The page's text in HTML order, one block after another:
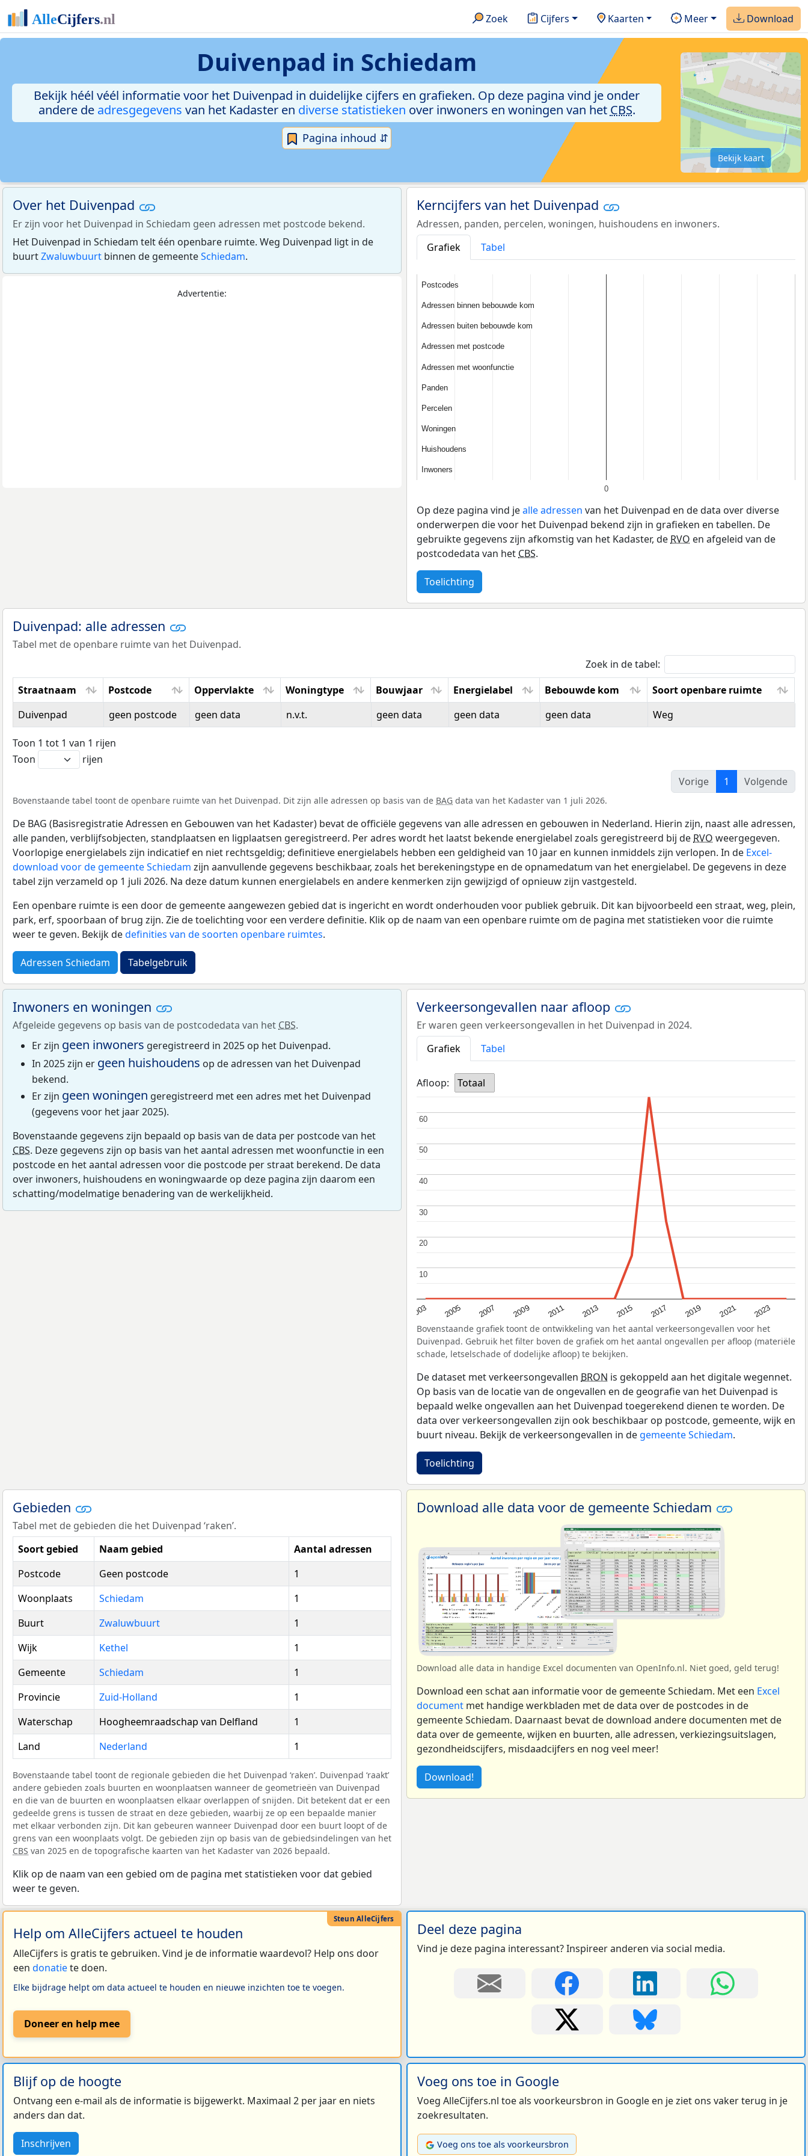
Zoek Cijfers Kaarten Meer Download
Duivenpad in Schiedam
Bekijk héél véél informatie voor het Duivenpad in duidelijke cijfers en grafieken. Op deze pagina vind je onder
andere de adresgegevens van het Kadaster en diverse statistieken over inwoners en woningen van het CBS.
Pagina inhoud ⇵
Bekijk kaart
Over het Duivenpad
Er zijn voor het Duivenpad in Schiedam geen adressen met postcode bekend.
Het Duivenpad in Schiedam telt één openbare ruimte. Weg Duivenpad ligt in de
buurtZwaluwbuurt binnen de gemeenteSchiedam.
Advertentie:
Kerncijfers van het Duivenpad
Adressen, panden, percelen, woningen, huishoudens en inwoners.
Grafiek
Tabel
0
Postcodes
Postcodes
Adressen binnen bebouwde kom
Adressen binnen bebouwde kom
Adressen buiten bebouwde kom
Adressen buiten bebouwde kom
Adressen met postcode
Adressen met postcode
Adressen met woonfunctie
Adressen met woonfunctie
Panden
Panden
Percelen
Percelen
Woningen
Woningen
Huishoudens
Huishoudens
Inwoners
Inwoners
Op deze pagina vind jealle adressen van het Duivenpad en de data over diverse
onderwerpen die voor het Duivenpad bekend zijn in grafieken en tabellen. De
gebruikte gegevens zijn afkomstig van het Kadaster, de RVO en afgeleid van de
postcodedata van het CBS.
Toelichting
Duivenpad: alle adressen
Tabel met de openbare ruimte van het Duivenpad.
Zoek in de tabel:
Straatnaam
Postcode Oppervlakte Woningtype Bouwjaar Energielabel Bebouwde kom
Soort openbare ruimte
Straatnaam
Postcode Oppervlakte Woningtype Bouwjaar Energielabel Bebouwde kom Soort openbare ruimte
Duivenpad geen postcode geen data n.v.t. geen data geen data geen data Weg
Toon 1 tot 1 van 1 rijen
Toon
rijen
Vorige
1 Volgende
Bovenstaande tabel toont de openbare ruimte van het Duivenpad. Dit zijn alle adressen op basis van de BAG data van het Kadaster van 1 juli 2026.
De BAG (Basisregistratie Adressen en Gebouwen van het Kadaster) bevat de officiële gegevens van alle adressen en gebouwen in Nederland. Hierin zijn, naast alle adressen,
alle panden, verblijfsobjecten, standplaatsen en ligplaatsen geregistreerd. Per adres wordt het laatst bekende energielabel zoals geregistreerd bij de RVO weergegeven.
Voorlopige energielabels zijn indicatief en niet rechtsgeldig; definitieve energielabels hebben een geldigheid van 10 jaar en kunnen inmiddels zijn verlopen. In de Excel-
download voor de gemeente Schiedam zijn aanvullende gegevens beschikbaar, zoals het berekeningstype en de opnamedatum van het energielabel. De gegevens in deze
tabel zijn verzameld op 1 juli 2026. Na deze datum kunnen energielabels en andere kenmerken zijn gewijzigd of opnieuw zijn vastgesteld.
Een openbare ruimte is een door de gemeente aangewezen gebied dat is ingericht en wordt onderhouden voor publiek gebruik. Dit kan bijvoorbeeld een straat, weg, plein,
park, erf, spoorbaan of brug zijn. Zie de toelichting voor een verdere definitie. Klik op de naam van een openbare ruimte om de pagina met statistieken voor die ruimte
weer te geven. Bekijk dedefinities van de soorten openbare ruimtes.
Adressen Schiedam Tabelgebruik
Inwoners en woningen
Afgeleide gegevens op basis van de postcodedata van het CBS.
Er zijn geen inwoners geregistreerd in 2025 op het Duivenpad.
In 2025 zijn er geen huishoudens op de adressen van het Duivenpad
bekend.
Er zijn geen woningen geregistreerd met een adres met het Duivenpad
(gegevens voor het jaar 2025).
Bovenstaande gegevens zijn bepaald op basis van de data per postcode van het
CBS. Deze gegevens zijn op basis van het aantal adressen met woonfunctie in een
postcode en het aantal adressen voor die postcode per straat berekend. De data
over inwoners, huishoudens en woningwaarde op deze pagina zijn daarom een
schatting/modelmatige benadering van de werkelijkheid.
Verkeersongevallen naar afloop
Er waren geen verkeersongevallen in het Duivenpad in 2024.
Grafiek
Tabel
Afloop: Totaal
2003 2005 2007 2009 2011 2013 2015 2017 2019 2021 2023
10
10
20
20
30
30
40
40
50
50
60
60
Bovenstaande grafiek toont de ontwikkeling van het aantal verkeersongevallen voor het
Duivenpad. Gebruik het filter boven de grafiek om het aantal ongevallen per afloop (materiële
schade, letselschade of dodelijke afloop) te bekijken.
De dataset met verkeersongevallen BRON is gekoppeld aan het digitale wegennet.
Op basis van de locatie van de ongevallen en de geografie van het Duivenpad is
bepaald welke ongevallen aan het Duivenpad toegerekend dienen te worden. De
data over verkeersongevallen zijn ook beschikbaar op postcode, gemeente, wijk en
buurt niveau. Bekijk de verkeersongevallen in de gemeente Schiedam.
Toelichting
Gebieden
Tabel met de gebieden die het Duivenpad ‘raken’.
Soort gebied
Naam gebied
Aantal adressen
Postcode
Geen postcode
1
Woonplaats
Schiedam
1
Buurt
Zwaluwbuurt
1
Wijk
Kethel
1
Gemeente
Schiedam
1
Provincie
Zuid-Holland
1
Waterschap
Hoogheemraadschap van Delfland
1
Land
Nederland 1
Bovenstaande tabel toont de regionale gebieden die het Duivenpad ‘raken’. Duivenpad ‘raakt’
andere gebieden zoals buurten en woonplaatsen wanneer de geometrieën van Duivenpad
en die van de buurten en woonplaatsen elkaar overlappen of snijden. Dit betekent dat er een
gedeelde grens is tussen de straat en deze gebieden, waarbij ze op een bepaalde manier
met elkaar verbonden zijn. Dit kan gebeuren wanneer Duivenpad door een buurt loopt of de
grens van een woonplaats volgt. De gebieden zijn op basis van de gebiedsindelingen van het
CBS van 2025 en de topografische kaarten van het Kadaster van 2026 bepaald.
Klik op de naam van een gebied om de pagina met statistieken voor dat gebied
weer te geven.
Download alle data voor de gemeente Schiedam
Download alle data in handige Excel documenten van OpenInfo.nl. Niet goed, geld terug!
Download een schat aan informatie voor de gemeente Schiedam. Met een Excel
document met handige werkbladen met de data over de postcodes in de
gemeente Schiedam. Daarnaast bevat de download andere documenten met de
data over de gemeente, wijken en buurten, alle adressen, verkiezingsuitslagen,
gezondheidscijfers, misdaadcijfers en nog veel meer!
Download!
Help om AlleCijfers actueel te houden
AlleCijfers is gratis te gebruiken. Vind je de informatie waardevol? Help ons door
een donatiete doen.
Elke bijdrage helpt om data actueel te houden en nieuwe inzichten toe te voegen.
Doneer en help mee
Deel deze pagina
Vind je deze pagina interessant? Inspireer anderen via social media.
Blijf op de hoogte
Ontvang een e-mail als de informatie is bijgewerkt. Maximaal 2 per jaar en niets
anders dan dat.
Inschrijven
Voeg ons toe in Google
Voeg AlleCijfers.nl toe als voorkeursbron in Google en je ziet ons vaker terug in je
zoekresultaten.
Voeg ons toe als voorkeursbron